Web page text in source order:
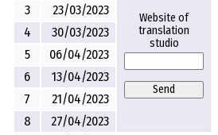
Website of
translation
studio
Send
3
23/03/2023
4
30/03/2023
5
06/04/2023
6
13/04/2023
7
21/04/2023
8
27/04/2023